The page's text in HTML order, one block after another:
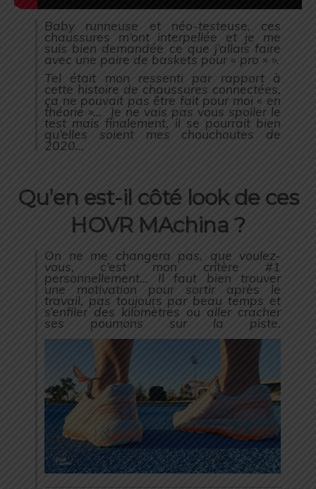
Baby runneuse et néo-testeuse, ces
chaussures m’ont interpellée et je me
suis bien demandée ce que j’allais faire
avec une paire de baskets pour « pro » ».
Tel était mon ressenti par rapport à
cette histoire de chaussures connectées,
ça ne pouvait pas être fait pour moi « en
théorie »… Je ne vais pas vous spoiler le
test mais finalement, il se pourrait bien
qu’elles soient mes chouchoutes de
2020…
Qu’en est-il côté look de ces
HOVR MAchina ?
On ne me changera pas, que voulez-
vous, c’est mon critère #1
personnellement… Il faut bien trouver
une motivation pour sortir après le
travail, pas toujours par beau temps et
s’enfiler des kilomètres ou aller cracher
ses poumons sur la piste.